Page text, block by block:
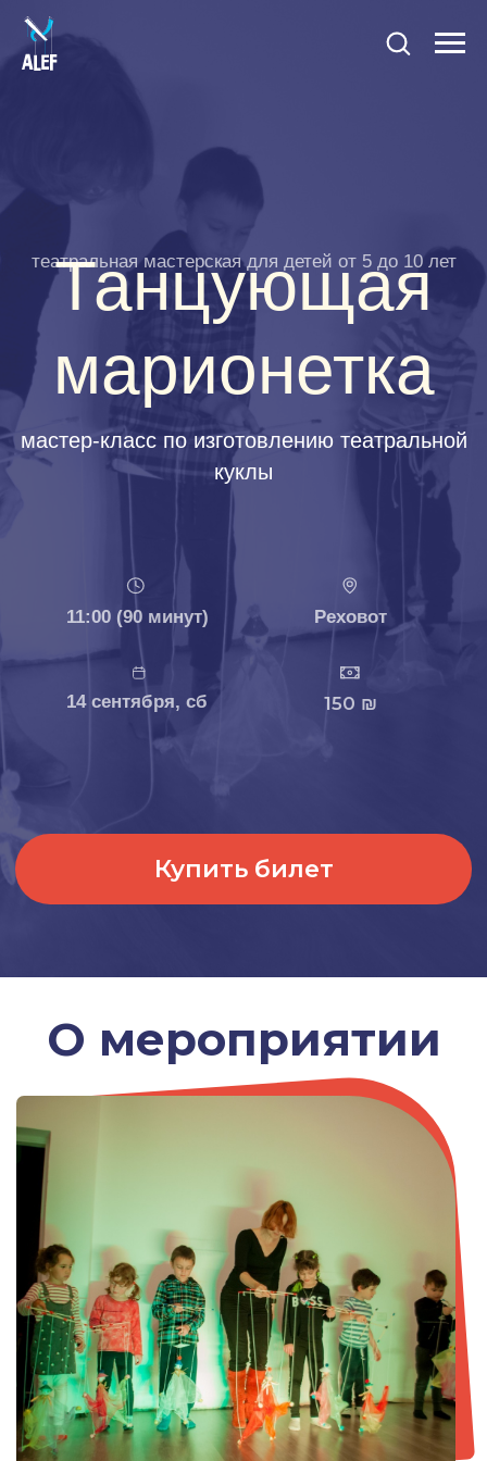
Купить билет
мастер-класс по изготовлению театральной
Танцующая
марионетка
Реховот
11:00 (90 минут)
О мероприятии
Мастер-класс включает в себя:
- Изготовление куклы-марионетки;
- Мастерство кукловождения;
- Выступления ребят - танец с куклой.
ГОТОВУЮ КУКЛУ-МАРИОНЕТКУ КАЖДЫЙ
РЕБЕНОК УНОСИТ С СОБОЙ ДОМОЙ!
Продолжительность - 1.5 часа